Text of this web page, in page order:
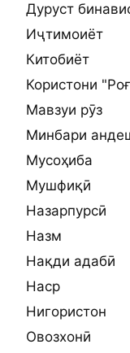
Дуруст
Иҷтимоиёт
Китобиёт
Користони
Мавзуи рӯз
Минбари
Мусоҳиба
Мушфиқӣ
Назарпурсӣ
Назм
Нақди адабӣ
Наср
Нигористон
Овозхонӣ